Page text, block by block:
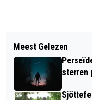
UPDATE:
TUSSEN ST.
VERSCHOVEN
EEN
NAGALMT IN
VROUW
Meest Gelezen
sterren